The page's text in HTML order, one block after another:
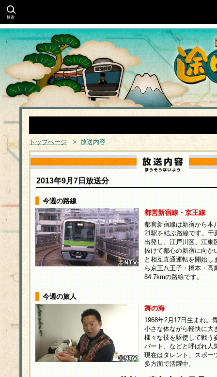
検索
トップページ > 放送内容
2013年9月7日放送分
今週の路線
都営新宿線・京王線
都営新宿線は新宿から本
21駅を結ぶ路線です。千
出発し、江戸川区、江東
抜けて都心の新宿に向か
と相互直通運転を開始し
ら京王八王子・橋本・高
84.7kmの路線です。
今週の旅人
舞の海
1968年2月17日生まれ。
小さな体ながら軽快に大
様々な技を駆使して戦う
パート、などと呼ばれ人
現在はタレント、スポー
多方面で活躍中。